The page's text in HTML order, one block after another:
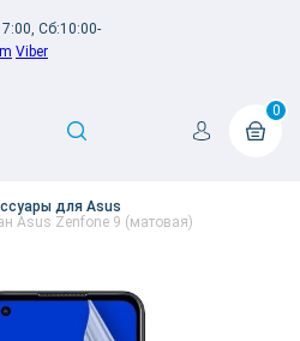
Сб:10:00-
Viber
0
для Asus
Asus Zenfone 9 (матовая)